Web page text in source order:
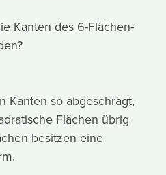
Kanten des 6-Flächen-
Kanten so abgeschrägt,
Flächen übrig
besitzen eine